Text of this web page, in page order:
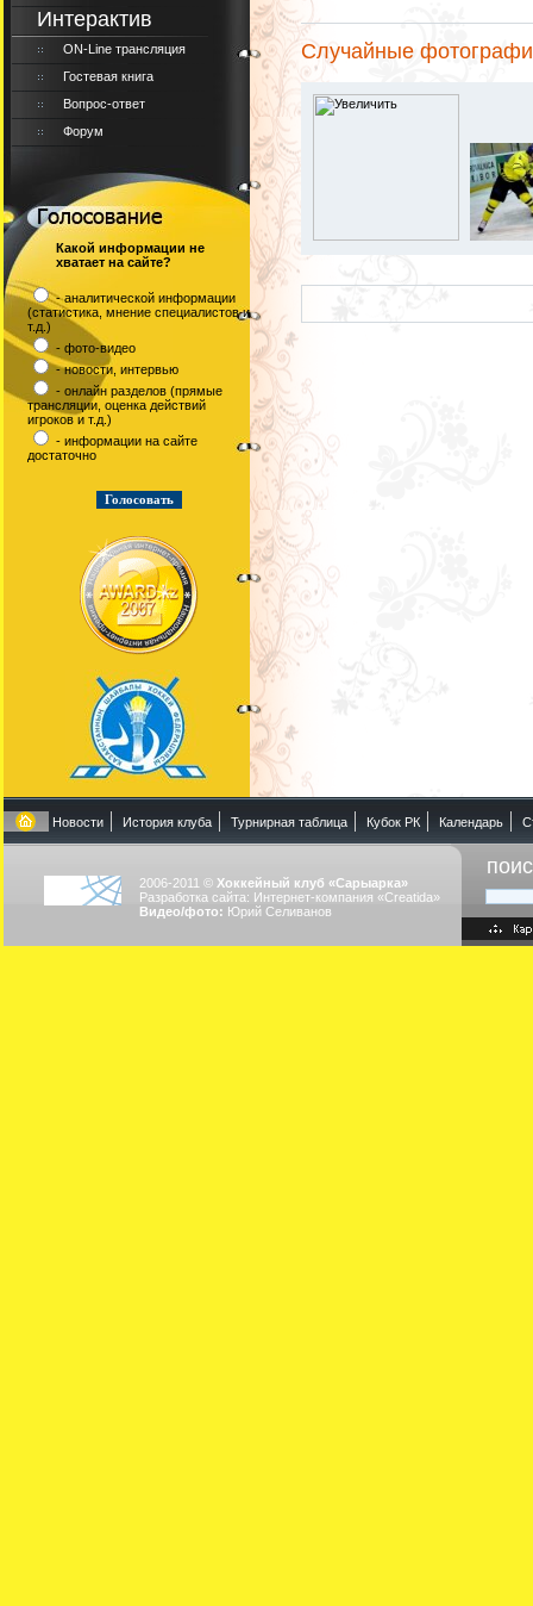
Интерактив
ON-Line трансляция
Гостевая книга
Вопрос-ответ
Форум
Какой информации не
хватает на сайте?
- аналитической информации
(статистика, мнение специалистов и
т.д.)
- фото-видео
- новости, интервью
- онлайн разделов (прямые
трансляции, оценка действий
игроков и т.д.)
- информации на сайте
достаточно
Случайные
Новости История клуба Турнирная таблица Кубок РК Календарь
2006-2011 © Хоккейный клуб «Сарыарка»
Разработка сайта: Интернет-компания «Creatida»
Видео/фото: Юрий Селиванов